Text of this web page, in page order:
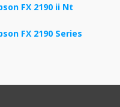
FX 2190 ii Nt
FX 2190 Series